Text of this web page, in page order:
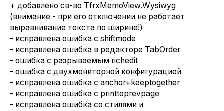
+ добавлено св-во TfrxMemoView.Wysiwyg
(внимание - при его отключении не работает
выравнивание текста по ширине!)
- исправлена ошибка с shiftmode
- исправлена ошибка в редакторе TabOrder
- ошибка с разрываемым richedit
- ошибка с двухмониторной конфигурацией
- исправлена ошибка с anchor+keeptogether
- исправлена ошибка с printtoprevpage
- исправлена ошибка со стилями и